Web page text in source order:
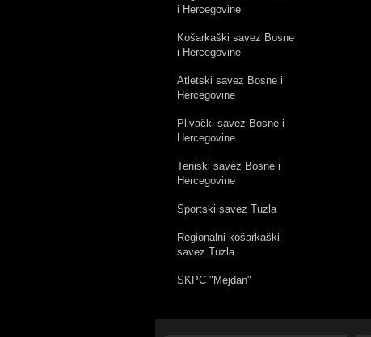
i Hercegovine
Košarkaški savez Bosne
i Hercegovine
Atletski savez Bosne i
Hercegovine
Plivački savez Bosne i
Hercegovine
Teniski savez Bosne i
Hercegovine
Sportski savez Tuzla
Regionalni košarkaški
savez Tuzla
SKPC "Mejdan"